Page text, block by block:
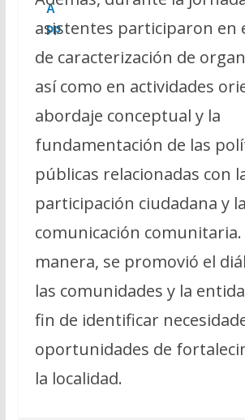
asistentes participaron en
de caracterización de
así como en actividades
abordaje conceptual y la
fundamentación de las
públicas relacionadas con
participación ciudadana y la
comunicación comunitaria.
manera, se promovió el
las comunidades y la
fin de identificar
oportunidades de
la localidad.